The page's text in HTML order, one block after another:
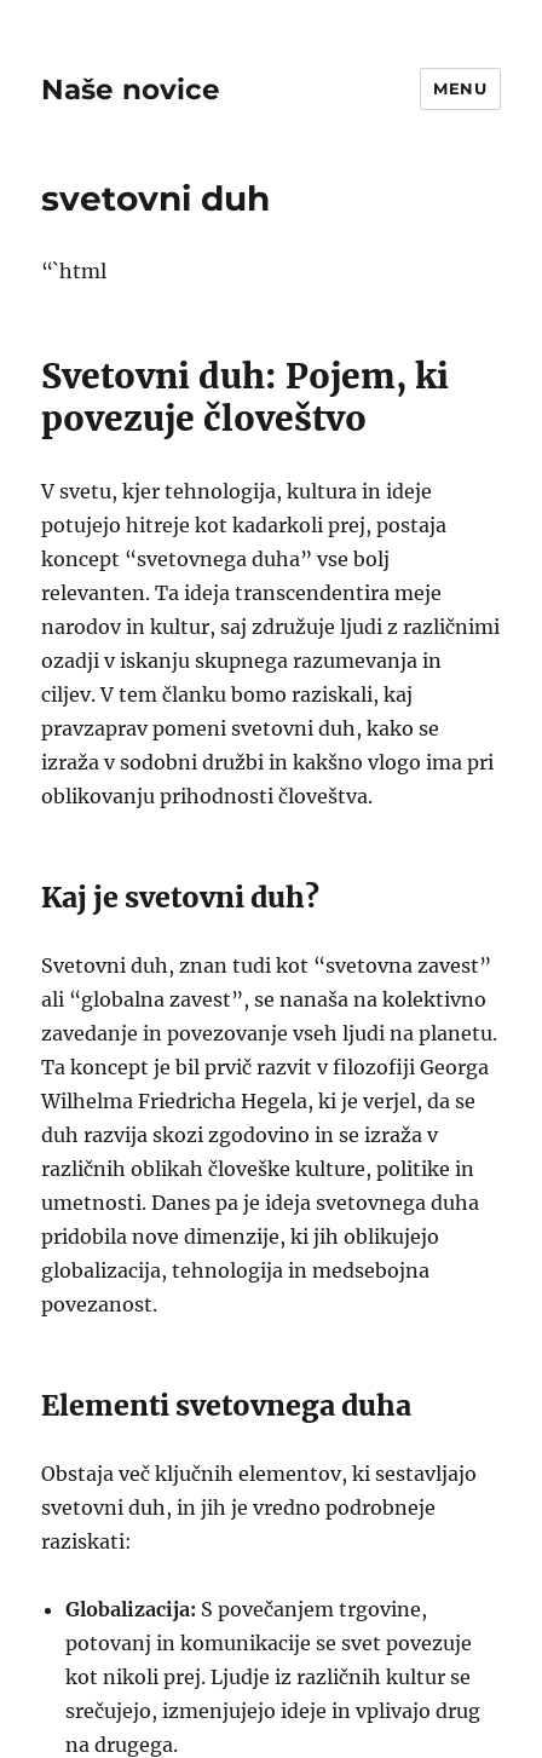
Naše novice MENU
svetovni duh
“`html
Svetovni duh: Pojem, ki
povezuje človeštvo
V svetu, kjer tehnologija, kultura in ideje
potujejo hitreje kot kadarkoli prej, postaja
koncept “svetovnega duha” vse bolj
relevanten. Ta ideja transcendentira meje
narodov in kultur, saj združuje ljudi z različnimi
ozadji v iskanju skupnega razumevanja in
ciljev. V tem članku bomo raziskali, kaj
pravzaprav pomeni svetovni duh, kako se
izraža v sodobni družbi in kakšno vlogo ima pri
oblikovanju prihodnosti človeštva.
Kaj je svetovni duh?
Svetovni duh, znan tudi kot “svetovna zavest”
ali “globalna zavest”, se nanaša na kolektivno
zavedanje in povezovanje vseh ljudi na planetu.
Ta koncept je bil prvič razvit v filozofiji Georga
Wilhelma Friedricha Hegela, ki je verjel, da se
duh razvija skozi zgodovino in se izraža v
različnih oblikah človeške kulture, politike in
umetnosti. Danes pa je ideja svetovnega duha
pridobila nove dimenzije, ki jih oblikujejo
globalizacija, tehnologija in medsebojna
povezanost.
Elementi svetovnega duha
Obstaja več ključnih elementov, ki sestavljajo
svetovni duh, in jih je vredno podrobneje
raziskati:
Globalizacija: S povečanjem trgovine,
potovanj in komunikacije se svet povezuje
kot nikoli prej. Ljudje iz različnih kultur se
srečujejo, izmenjujejo ideje in vplivajo drug
na drugega.